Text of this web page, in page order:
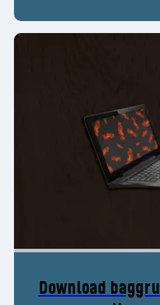
Download